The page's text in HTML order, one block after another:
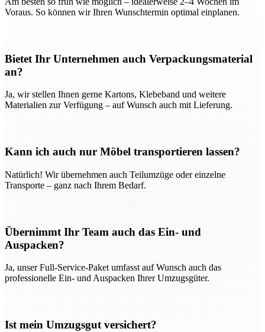
Voraus. So können wir Ihren Wunschtermin optimal einplanen.
Bietet Ihr Unternehmen auch Verpackungsmaterial
an?
Ja, wir stellen Ihnen gerne Kartons, Klebeband und weitere
Materialien zur Verfügung – auf Wunsch auch mit Lieferung.
Kann ich auch nur Möbel transportieren lassen?
Natürlich! Wir übernehmen auch Teilumzüge oder einzelne
Transporte – ganz nach Ihrem Bedarf.
Übernimmt Ihr Team auch das Ein- und
Auspacken?
Ja, unser Full-Service-Paket umfasst auf Wunsch auch das
professionelle Ein- und Auspacken Ihrer Umzugsgüter.
Ist mein Umzugsgut versichert?